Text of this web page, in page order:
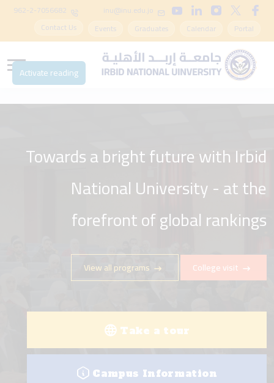
inu@inu.edu.jo
962-2-7056682
Portal
Calendar
Graduates
Events
Contact Us
Towards a bright future with Irbid
National University - at the
forefront of global rankings
College visit
View all programs
Take a tour
Campus Information
With Irbid National University -
Start your academic career in an
environment that stimulates
creativity
View the latest updates about our university.
Activate reading